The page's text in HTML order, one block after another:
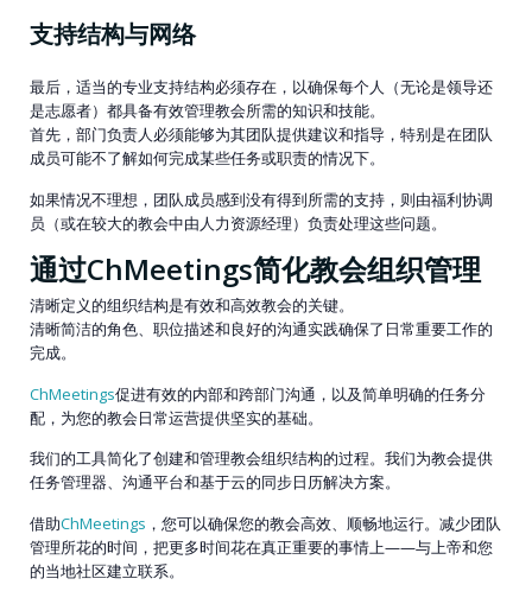
支持结构与网络
最后，适当的专业支持结构必须存在，以确保每个人（无论是领导还
是志愿者）都具备有效管理教会所需的知识和技能。
首先，部门负责人必须能够为其团队提供建议和指导，特别是在团队
成员可能不了解如何完成某些任务或职责的情况下。
如果情况不理想，团队成员感到没有得到所需的支持，则由福利协调
员（或在较大的教会中由人力资源经理）负责处理这些问题。
通过ChMeetings简化教会组织管理
清晰定义的组织结构是有效和高效教会的关键。
清晰简洁的角色、职位描述和良好的沟通实践确保了日常重要工作的
完成。
ChMeetings促进有效的内部和跨部门沟通，以及简单明确的任务分
配，为您的教会日常运营提供坚实的基础。
我们的工具简化了创建和管理教会组织结构的过程。我们为教会提供
任务管理器、沟通平台和基于云的同步日历解决方案。
借助ChMeetings ，您可以确保您的教会高效、顺畅地运行。减少团队
管理所花的时间，把更多时间花在真正重要的事情上——与上帝和您
的当地社区建立联系。